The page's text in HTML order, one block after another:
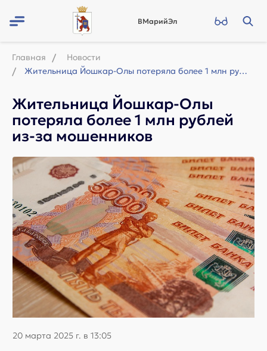
ВМарийЭл
Главная
Новости
Жительница Йошкар-Олы потеряла более 1 млн рублей из-за мошенников
Жительница Йошкар-Олы
потеряла более 1 млн рублей
из-за мошенников
20 марта 2025 г. в 13:05